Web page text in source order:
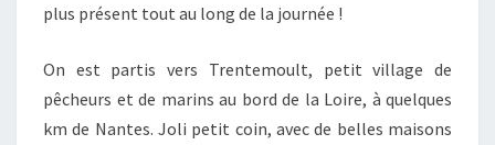
plus présent tout au long de la journée !
On est partis vers Trentemoult, petit village de
pêcheurs et de marins au bord de la Loire, à quelques
km de Nantes. Joli petit coin, avec de belles maisons